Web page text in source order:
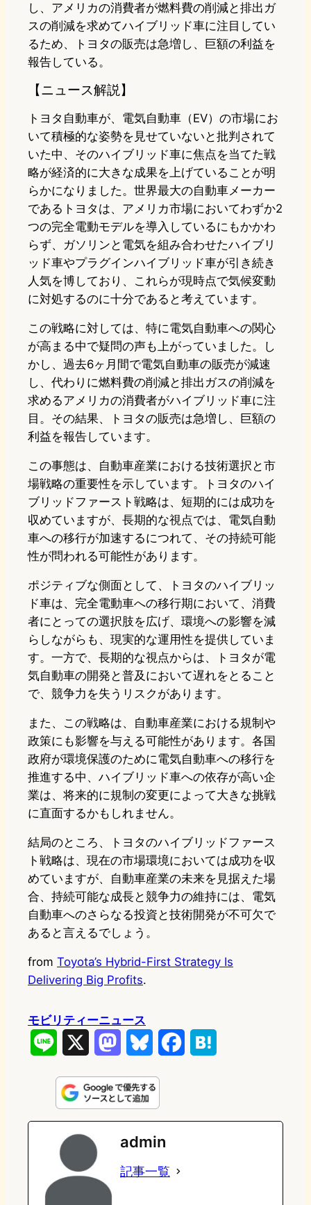
し、アメリカの消費者が燃料費の削減と排出ガ
スの削減を求めてハイブリッド車に注目してい
るため、トヨタの販売は急増し、巨額の利益を
報告している。
【ニュース解説】
トヨタ自動車が、電気自動車（EV）の市場にお
いて積極的な姿勢を見せていないと批判されて
いた中、そのハイブリッド車に焦点を当てた戦
略が経済的に大きな成果を上げていることが明
らかになりました。世界最大の自動車メーカー
であるトヨタは、アメリカ市場においてわずか2
つの完全電動モデルを導入しているにもかかわ
らず、ガソリンと電気を組み合わせたハイブリ
ッド車やプラグインハイブリッド車が引き続き
人気を博しており、これらが現時点で気候変動
に対処するのに十分であると考えています。
この戦略に対しては、特に電気自動車への関心
が高まる中で疑問の声も上がっていました。し
かし、過去6ヶ月間で電気自動車の販売が減速
し、代わりに燃料費の削減と排出ガスの削減を
求めるアメリカの消費者がハイブリッド車に注
目。その結果、トヨタの販売は急増し、巨額の
利益を報告しています。
この事態は、自動車産業における技術選択と市
場戦略の重要性を示しています。トヨタのハイ
ブリッドファースト戦略は、短期的には成功を
収めていますが、長期的な視点では、電気自動
車への移行が加速するにつれて、その持続可能
性が問われる可能性があります。
ポジティブな側面として、トヨタのハイブリッ
ド車は、完全電動車への移行期において、消費
者にとっての選択肢を広げ、環境への影響を減
らしながらも、現実的な運用性を提供していま
す。一方で、長期的な視点からは、トヨタが電
気自動車の開発と普及において遅れをとること
で、競争力を失うリスクがあります。
また、この戦略は、自動車産業における規制や
政策にも影響を与える可能性があります。各国
政府が環境保護のために電気自動車への移行を
推進する中、ハイブリッド車への依存が高い企
業は、将来的に規制の変更によって大きな挑戦
に直面するかもしれません。
結局のところ、トヨタのハイブリッドファース
ト戦略は、現在の市場環境においては成功を収
めていますが、自動車産業の未来を見据えた場
合、持続可能な成長と競争力の維持には、電気
自動車へのさらなる投資と技術開発が不可欠で
あると言えるでしょう。
from Toyota’s Hybrid-First Strategy Is
Delivering Big Profits.
モビリティーニュース
n
e
s
t
o
d
u
e
s
k
e
e
admin
記事一覧